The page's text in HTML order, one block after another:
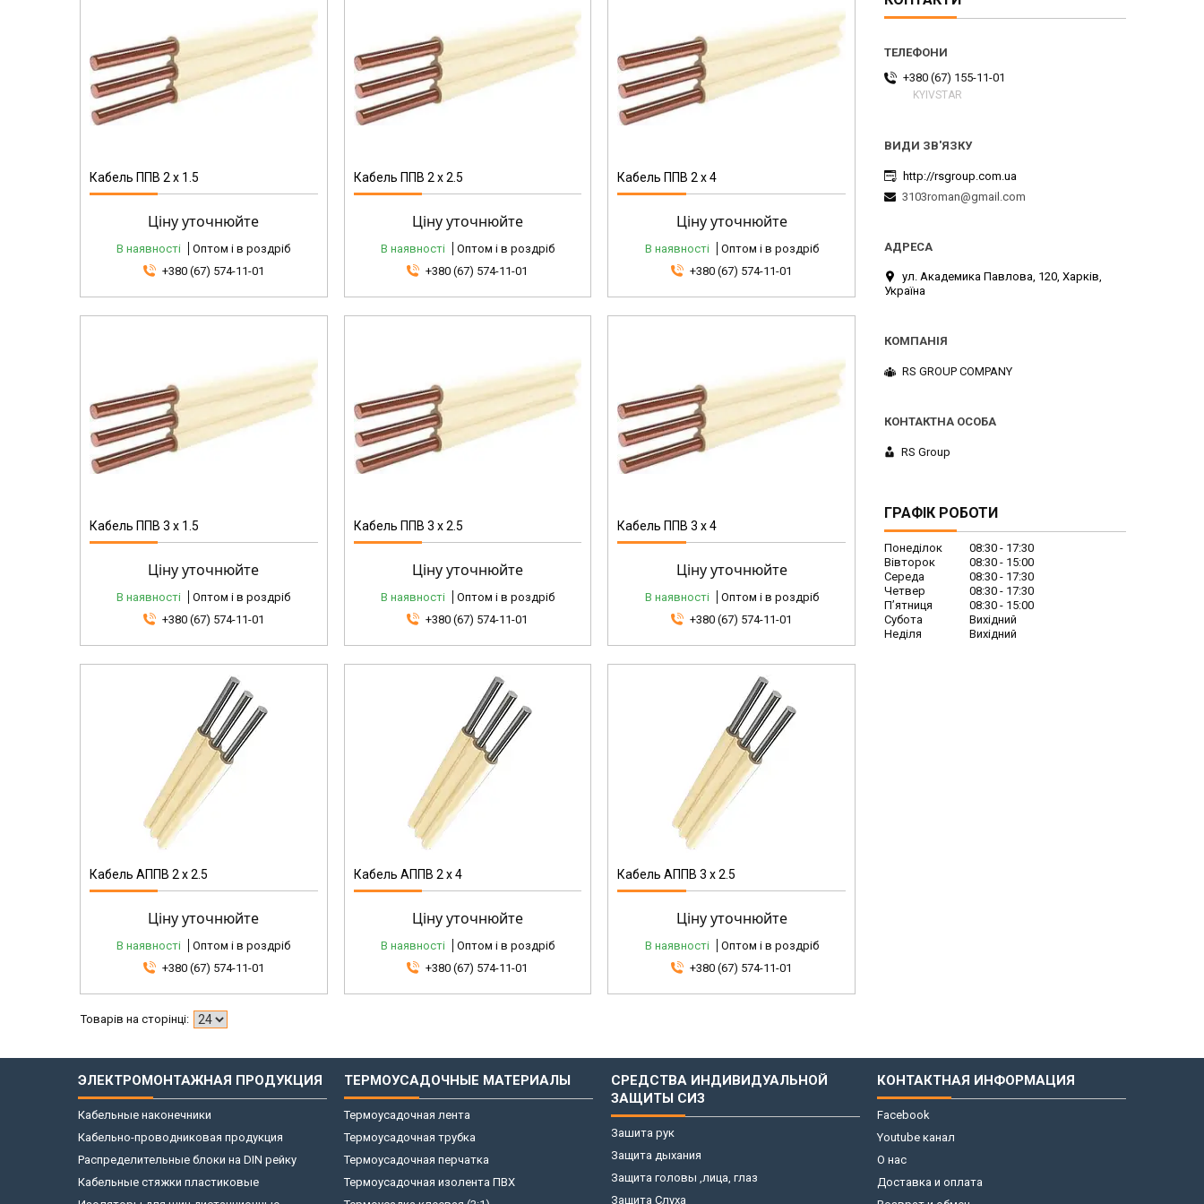
Кабель ППВ 2 x 1.5
Ціну уточнюйте
В наявності
Оптом і в роздріб
+380 (67) 574-11-01
Кабель ППВ 2 x 2.5
Ціну уточнюйте
В наявності
Оптом і в роздріб
+380 (67) 574-11-01
Кабель ППВ 2 x 4
Ціну уточнюйте
В наявності
Оптом і в роздріб
+380 (67) 574-11-01
Кабель ППВ 3 x 1.5
Ціну уточнюйте
В наявності
Оптом і в роздріб
+380 (67) 574-11-01
Кабель ППВ 3 x 2.5
Ціну уточнюйте
В наявності
Оптом і в роздріб
+380 (67) 574-11-01
Кабель ППВ 3 x 4
Ціну уточнюйте
В наявності
Оптом і в роздріб
+380 (67) 574-11-01
Кабель АППВ 2 х 2.5
Ціну уточнюйте
В наявності
Оптом і в роздріб
+380 (67) 574-11-01
Кабель АППВ 2 х 4
Ціну уточнюйте
В наявності
Оптом і в роздріб
+380 (67) 574-11-01
Кабель АППВ 3 х 2.5
Ціну уточнюйте
В наявності
Оптом і в роздріб
+380 (67) 574-11-01
+380 (67) 155-11-01
KYIVSTAR
http://rsgroup.com.ua
3103roman@gmail.com
ул. Академика Павлова, 120, Харків,
Україна
RS GROUP COMPANY
RS Group
ГРАФІК РОБОТИ
Понеділок 08:30
17:30
Вівторок
08:30
15:00
Середа
08:30
17:30
Четвер
08:30
17:30
Пʼятниця
08:30
15:00
Субота
Вихідний
Неділя
Вихідний
ЭЛЕКТРОМОНТАЖНАЯ ПРОДУКЦИЯ
Кабельные наконечники
Кабельно-проводниковая продукция
Распределительные блоки на DIN рейку
Кабельные стяжки пластиковые
ТЕРМОУСАДОЧНЫЕ МАТЕРИАЛЫ
Термоусадочная лента
Термоусадочная трубка
Термоусадочная перчатка
Термоусадочная изолента ПВХ
СРЕДСТВА ИНДИВИДУАЛЬНОЙ
ЗАЩИТЫ СИЗ
Зашита рук
Защита дыхания
Защита головы ,лица, глаз
Защита Слуха
КОНТАКТНАЯ ИНФОРМАЦИЯ
Facebook
Youtube канал
О нас
Доставка и оплата